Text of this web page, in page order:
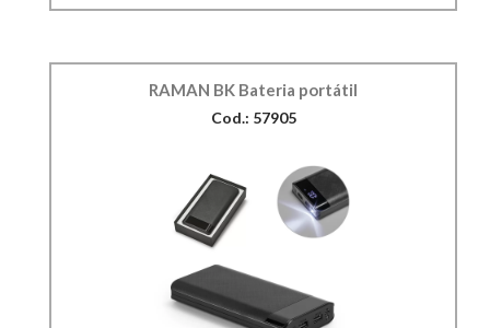
RAMAN BK Bateria portátil
Cod.: 57905